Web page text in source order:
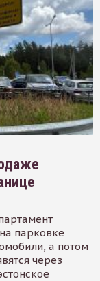
парковке
а потом
через